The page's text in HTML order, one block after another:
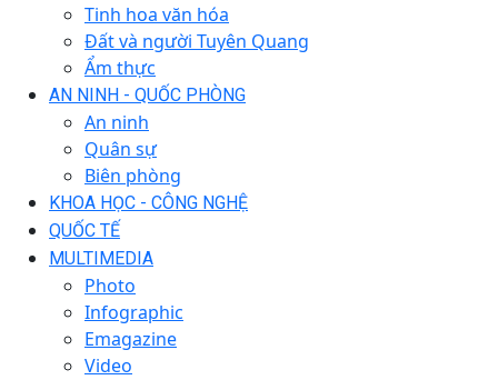
Tinh hoa văn hóa
Đất và người Tuyên Quang
Ẩm thực
AN NINH - QUỐC PHÒNG
An ninh
Quân sự
Biên phòng
KHOA HỌC - CÔNG NGHỆ
QUỐC TẾ
MULTIMEDIA
Photo
Infographic
Emagazine
Video